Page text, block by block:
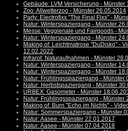
Gebäude: LVM Versicherung - Münster
Zoo: Allwetterzoo - Münster 26.05.2014
Party: Electrofixx "The Final Fixx" -
Natur: Winterspaziergang - Münster
Messe: Veggienale und Fairgoods -
Natur: Winterspaziergang - Münster
Making of: Leichtmatrose "DuDisko" -
12.02.2022
Infrarot: Naturaufnahmen - Münster
Natur: Winterspaziergang - Münster
Natur: Winterspaziergang - Münster
Natur: Frühlingsspaziergang - Münster
Natur: Herbstspaziergang - Münster
URBEX: Gasometer - Münster
Natur: Frühlingsspaziergang - Münster
Making of: Burn "Echo im Nichts" -
Natur: Sommerspaziergang - Münster
Natur: Aasee - Münster 22.01.2017
Natur: Aasee - Münster 07.04.2018